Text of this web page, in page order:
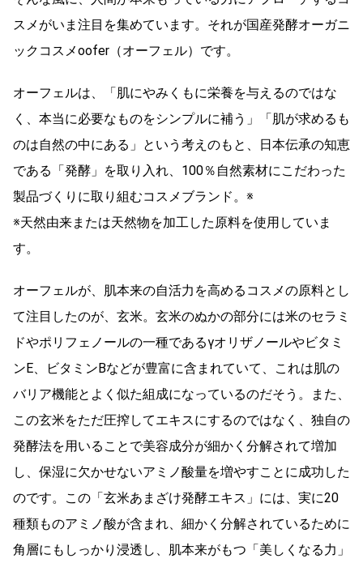
スメがいま注目を集めています。それが国産発酵オーガニ
ックコスメoofer（オーフェル）です。
オーフェルは、「肌にやみくもに栄養を与えるのではな
く、本当に必要なものをシンプルに補う」「肌が求めるも
のは自然の中にある」という考えのもと、日本伝承の知恵
である「発酵」を取り入れ、100％自然素材にこだわった
製品づくりに取り組むコスメブランド。※
※天然由来または天然物を加工した原料を使用していま
す。
オーフェルが、肌本来の自活力を高めるコスメの原料とし
て注目したのが、玄米。玄米のぬかの部分には米のセラミ
ドやポリフェノールの一種であるγオリザノールやビタミ
ンE、ビタミンBなどが豊富に含まれていて、これは肌の
バリア機能とよく似た組成になっているのだそう。また、
この玄米をただ圧搾してエキスにするのではなく、独自の
発酵法を用いることで美容成分が細かく分解されて増加
し、保湿に欠かせないアミノ酸量を増やすことに成功した
のです。この「玄米あまざけ発酵エキス」には、実に20
種類ものアミノ酸が含まれ、細かく分解されているために
角層にもしっかり浸透し、肌本来がもつ「美しくなる力」